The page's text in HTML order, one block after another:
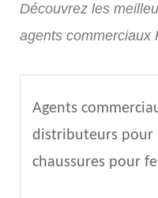
Découvrez les
agents commerciaux
Agents
distributeurs pour
chaussures pour